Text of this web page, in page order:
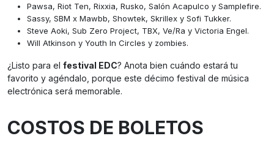
Pawsa, Riot Ten, Rixxia, Rusko, Salón Acapulco y Samplefire.
Sassy, SBM x Mawbb, Showtek, Skrillex y Sofi Tukker.
Steve Aoki, Sub Zero Project, TBX, Ve/Ra y Victoria Engel.
Will Atkinson y Youth In Circles y zombies.
¿Listo para el festival EDC? Anota bien cuándo estará tu
favorito y agéndalo, porque este décimo festival de música
electrónica será memorable.
COSTOS DE BOLETOS